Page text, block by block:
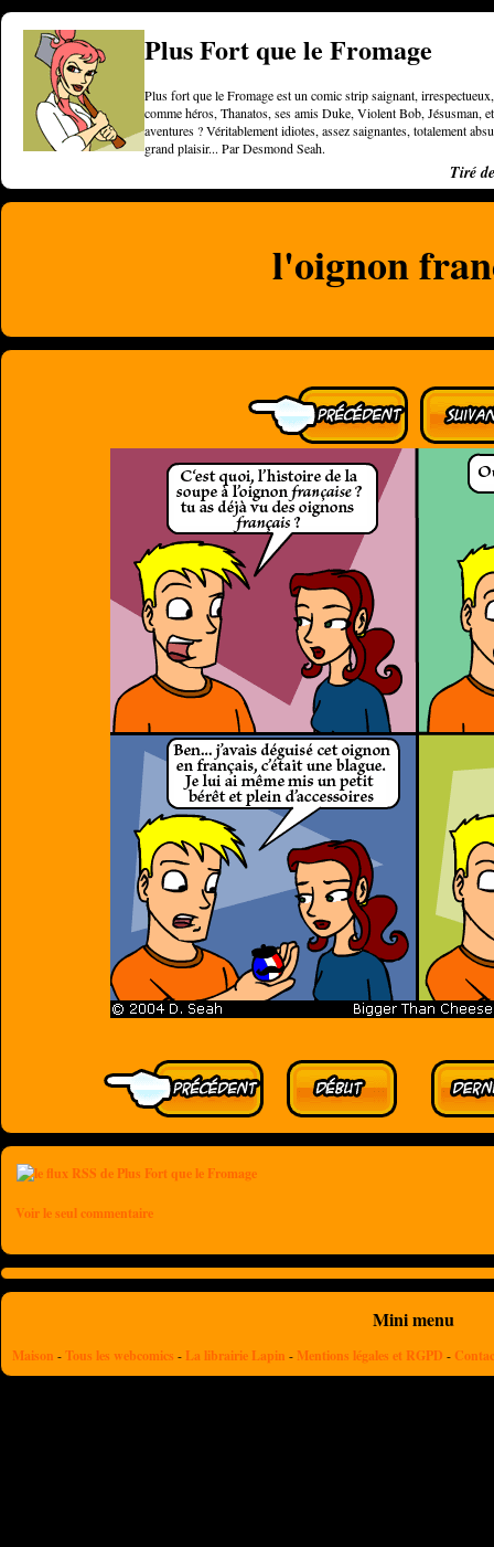
Plus Fort que le Fromage
Plus fort que le Fromage est un comic strip saignant,
comme héros, Thanatos, ses amis Duke, Violent Bob, Jésusman,
aventures ? Véritablement idiotes, assez saignantes, totalement
grand plaisir... Par Desmond Seah.
Tiré
l'oignon
Voir le seul commentaire
Mini menu
Maison -Tous les webcomics - La librairie Lapin - Mentions légales et RGPD -